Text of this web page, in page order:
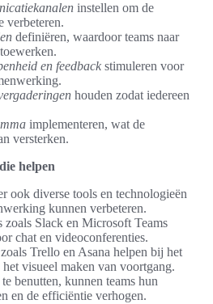
instellen om de
verbeteren.
definiëren, waardoor teams naar
en feedback stimuleren voor
houden zodat iedereen
implementeren, wat de
versterken.
helpen
ook diverse tools en technologieën
kunnen verbeteren.
zoals Slack en Microsoft Teams
chat en videoconferenties.
Trello en Asana helpen bij het
visueel maken van voortgang.
benutten, kunnen teams hun
en de efficiëntie verhogen.